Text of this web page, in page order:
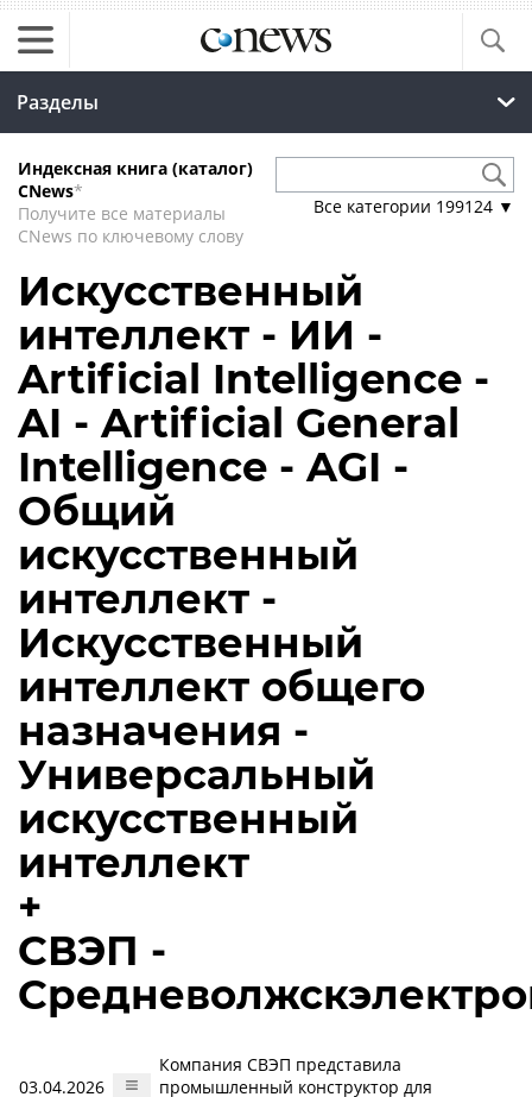
Разделы
Индексная книга (каталог)
CNews*
Получите все материалы
CNews по ключевому слову
Все категории 199124 ▼
Искусственный
интеллект - ИИ -
Artificial Intelligence -
AI - Artificial General
Intelligence - AGI -
Общий
искусственный
интеллект -
Искусственный
интеллект общего
назначения -
Универсальный
искусственный
интеллект
+
СВЭП -
03.04.2026
Компания СВЭП представила
промышленный конструктор для